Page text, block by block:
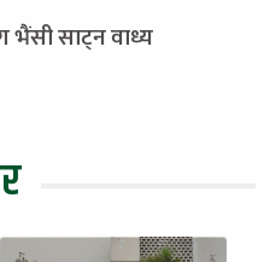
भैंसी साट्न वाध्य